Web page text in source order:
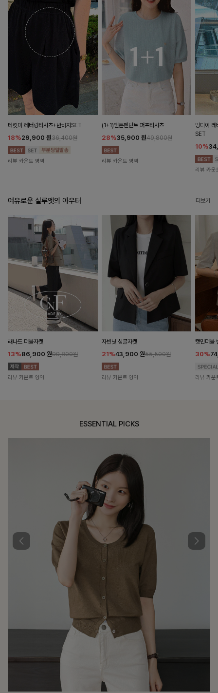
테킷미 레터링티셔츠+반바지SET
18%29,900 원36,400원
리뷰 카운트 영역
(1+1)앤튼펜던트 퍼프티셔츠
28%35,900 원49,800원
리뷰 카운트 영역
밍디아 레
SET
10%
리뷰 카운
여유로운 실루엣의 아우터 더보기
래나드 더블자켓
13%86,900 원99,800원
리뷰 카운트 영역
자빈닛 싱글자켓
21%43,900 원55,500원
리뷰 카운트 영역
캣민더블
30%
리뷰 카운
ESSENTIAL PICKS
함께할 때 더욱 완벽한, 합리적인 선택으로 채우는 즐거움
필첸체크 스트링블라우스+플레어스커트SET
42,900 원 49,800원
리뷰 카운트 영역
특스트라이프 링클원피스+스트링자켓SET
12% 79,400원
리뷰 카운트 영역
헨틴링클 날개티셔츠+치마바지SET
12%29,900
리뷰 카운트 영역